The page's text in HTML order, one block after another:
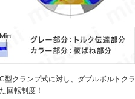
クランプ式に対し、ダブルボルトク
回転制度！